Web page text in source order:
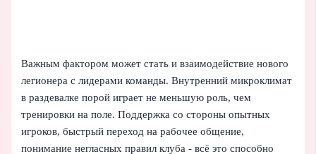
Важным фактором может стать и взаимодействие нового
легионера с лидерами команды. Внутренний микроклимат
в раздевалке порой играет не меньшую роль, чем
тренировки на поле. Поддержка со стороны опытных
игроков, быстрый переход на рабочее общение,
понимание негласных правил клуба - всё это способно